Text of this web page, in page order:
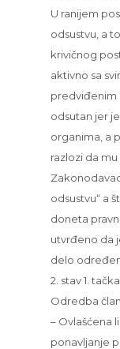
U ranijem
odsustvu, a
krivičnog
aktivno sa
predviđenim
odsutan jer
organima, a
razlozi da
odsustvu“ a
doneta
utvrđeno da
delo
2. stav 1.
Odredba
– Ovlašćena
ponavljanje